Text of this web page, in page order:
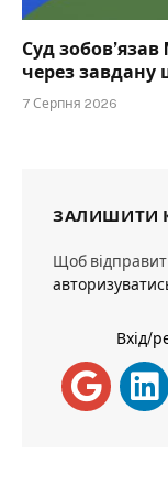
Суд
через завдану
7 Серпня 2026
ЗАЛИШИТИ
Щоб
Вхід/